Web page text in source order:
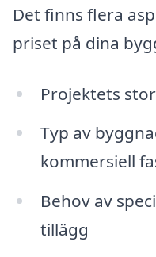
Det finns flera
priset på dina
Projektets
Typ av
kommersiell
Behov av
tillägg